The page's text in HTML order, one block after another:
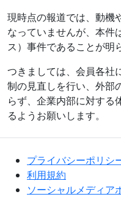
現時点の報道では、動機
なっていませんが、本件
ス）事件であることが明
つきましては、会員各社
制の見直しを行い、外部
らず、企業内部に対する
るようお願いします。
プライバシーポリシ
利用規約
ソーシャルメディア